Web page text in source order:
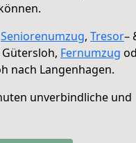
Seniorenumzug, Tresor–
Gütersloh, Fernumzug
nach Langenhagen.
unverbindliche und